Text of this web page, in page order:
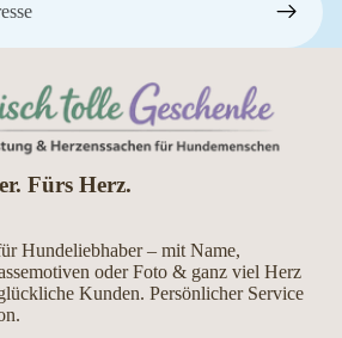
Fürs Herz.
Hundeliebhaber – mit Name,
oder Foto & ganz viel Herz
Kunden. Persönlicher Service